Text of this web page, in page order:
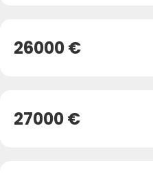
26000 €
27000 €